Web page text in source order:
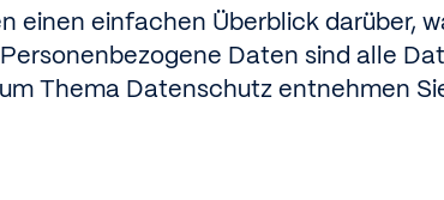
einen einfachen Überblick darüber,
Daten sind alle
Thema Datenschutz entnehmen